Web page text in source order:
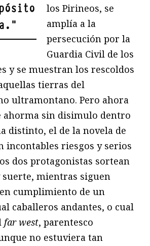
"
los Pirineos, se
amplía a la
persecución por la
Guardia Civil de los
y se muestran los rescoldos
tierras del
ultramontano. Pero ahora
ahorma sin disimulo dentro
distinto, el de la novela de
incontables riesgos y serios
dos protagonistas sortean
suerte, mientras siguen
cumplimiento de un
caballeros andantes, o cual
far west, parentesco
no estuviera tan